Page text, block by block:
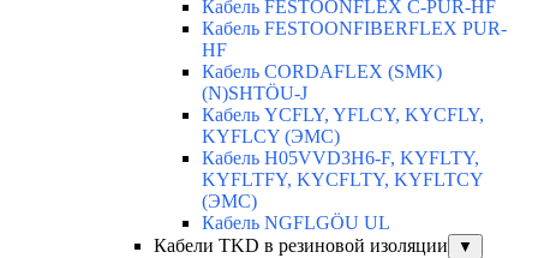
Кабель FESTOONFLEX C-PUR-HF
Кабель FESTOONFIBERFLEX PUR-
HF
Кабель CORDAFLEX (SMK)
(N)SHTÖU-J
Кабель YCFLY, YFLCY, KYCFLY,
KYFLCY (ЭМС)
Кабель H05VVD3H6-F, KYFLTY,
KYFLTFY, KYCFLTY, KYFLTCY
(ЭMС)
Кабель NGFLGÖU UL
Кабели TKD в резиновой изоляции
▼